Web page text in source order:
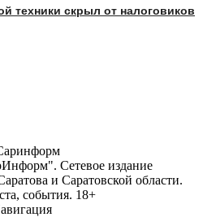
техники скрыл от налоговиков
Сетевое издание
и Саратовской области.
события. 18+